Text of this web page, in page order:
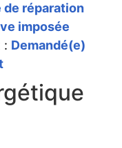
réparation
imposée
: Demandé(e)